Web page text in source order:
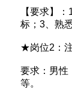
【要求】
标；3、熟
★岗位2：
要求：男性
等。